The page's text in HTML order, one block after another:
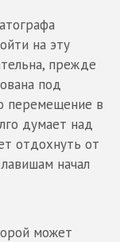
на эту
прежде
под
перемещение в
думает над
отдохнуть от
начал
может